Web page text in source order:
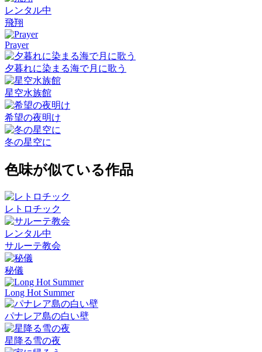
レンタル中
飛翔
Prayer
夕暮れに染まる海で月に歌う
星空水族館
希望の夜明け
冬の星空に
色味が似ている作品
レトロチック
レンタル中
サルーテ教会
秘儀
Long Hot Summer
パナレア島の白い壁
星降る雪の夜